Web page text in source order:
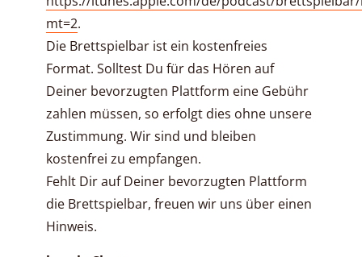
mt=2.
Die Brettspielbar ist ein kostenfreies
Format. Solltest Du für das Hören auf
Deiner bevorzugten Plattform eine Gebühr
zahlen müssen, so erfolgt dies ohne unsere
Zustimmung. Wir sind und bleiben
kostenfrei zu empfangen.
Fehlt Dir auf Deiner bevorzugten Plattform
die Brettspielbar, freuen wir uns über einen
Hinweis.